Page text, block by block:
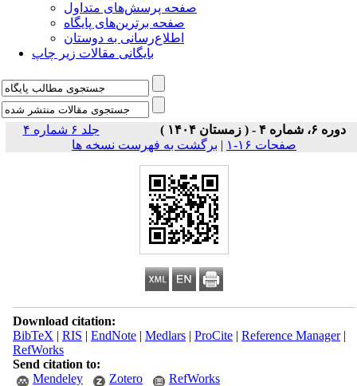
صفحه پرسش‌های متداول
صفحه برترین‌های پایگاه
اطلاع‌رسانی به دوستان
بایگانی مقالات زیر چاپ
دوره ۶، شماره ۴ - ( زمستان ۱۴۰۴ )
جلد ۶ شماره ۴
صفحات ۱۶-۱
| برگشت به فهرست نسخه ها
Download citation:
BibTeX | RIS | EndNote| Medlars| ProCite| Reference Manager|
RefWorks
Send citation to:
Mendeley
Zotero RefWorks